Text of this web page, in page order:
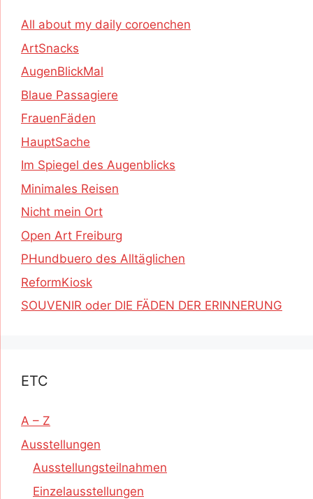
All about my daily coroenchen
ArtSnacks
AugenBlickMal
Blaue Passagiere
FrauenFäden
HauptSache
Im Spiegel des Augenblicks
Minimales Reisen
Nicht mein Ort
Open Art Freiburg
PHundbuero des Alltäglichen
ReformKiosk
SOUVENIR oder DIE FÄDEN DER ERINNERUNG
ETC
A – Z
Ausstellungen
Ausstellungsteilnahmen
Einzelausstellungen